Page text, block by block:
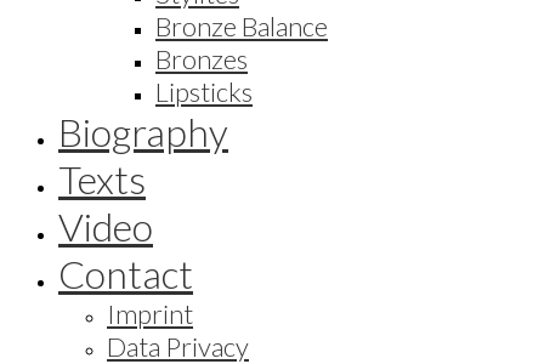
Bronze Balance
Bronzes
Lipsticks
Biography
Texts
Video
Contact
Imprint
Data Privacy